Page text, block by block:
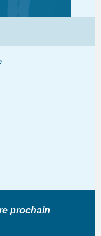
prochain